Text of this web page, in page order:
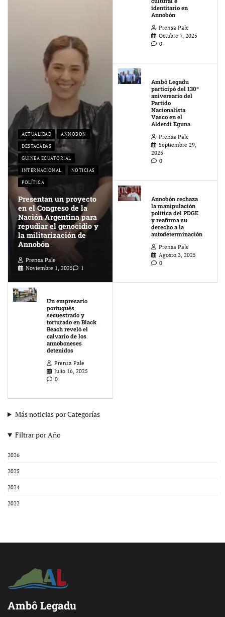
ACTUALIDAD
ANNOBON
DESTACADAS
GUINEA ECUATORIAL
INTERNACIONAL
NOTICIAS
POLÍTICA
Presentan un proyecto
en el Congreso de la
Nación Argentina para
repudiar el genocidio y
la militarización de
Annobón
Prensa Pale
Noviembre 1, 2025
1
identitario en
Annobón
Prensa Pale
Octubre 7, 2025
0
Ambô Legadu
participó del 130º
aniversario del
Partido
Nacionalista
Vasco en el
Alderdi Eguna
Prensa Pale
Septiembre 29,
2025
0
Annobón rechaza
la manipulación
política del PDGE
y reafirma su
derecho a la
autodeterminación
Prensa Pale
Agosto 3, 2025
0
Un empresario
portugués
secuestrado y
torturado en Black
Beach reveló el
calvario de los
annoboneses
detenidos
Prensa Pale
Julio 16, 2025
0
Más noticias por Categorías
Filtrar por Año
2026
2025
2024
2022
Ambô Legadu